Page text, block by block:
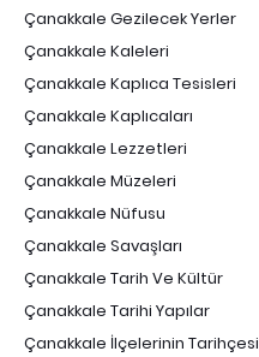
Çanakkale Gezilecek Yerler
Çanakkale Kaleleri
Çanakkale Kaplıca Tesisleri
Çanakkale Kaplıcaları
Çanakkale Lezzetleri
Çanakkale Müzeleri
Çanakkale Nüfusu
Çanakkale Savaşları
Çanakkale Tarih Ve Kültür
Çanakkale Tarihi Yapılar
Çanakkale İlçelerinin Tarihçesi